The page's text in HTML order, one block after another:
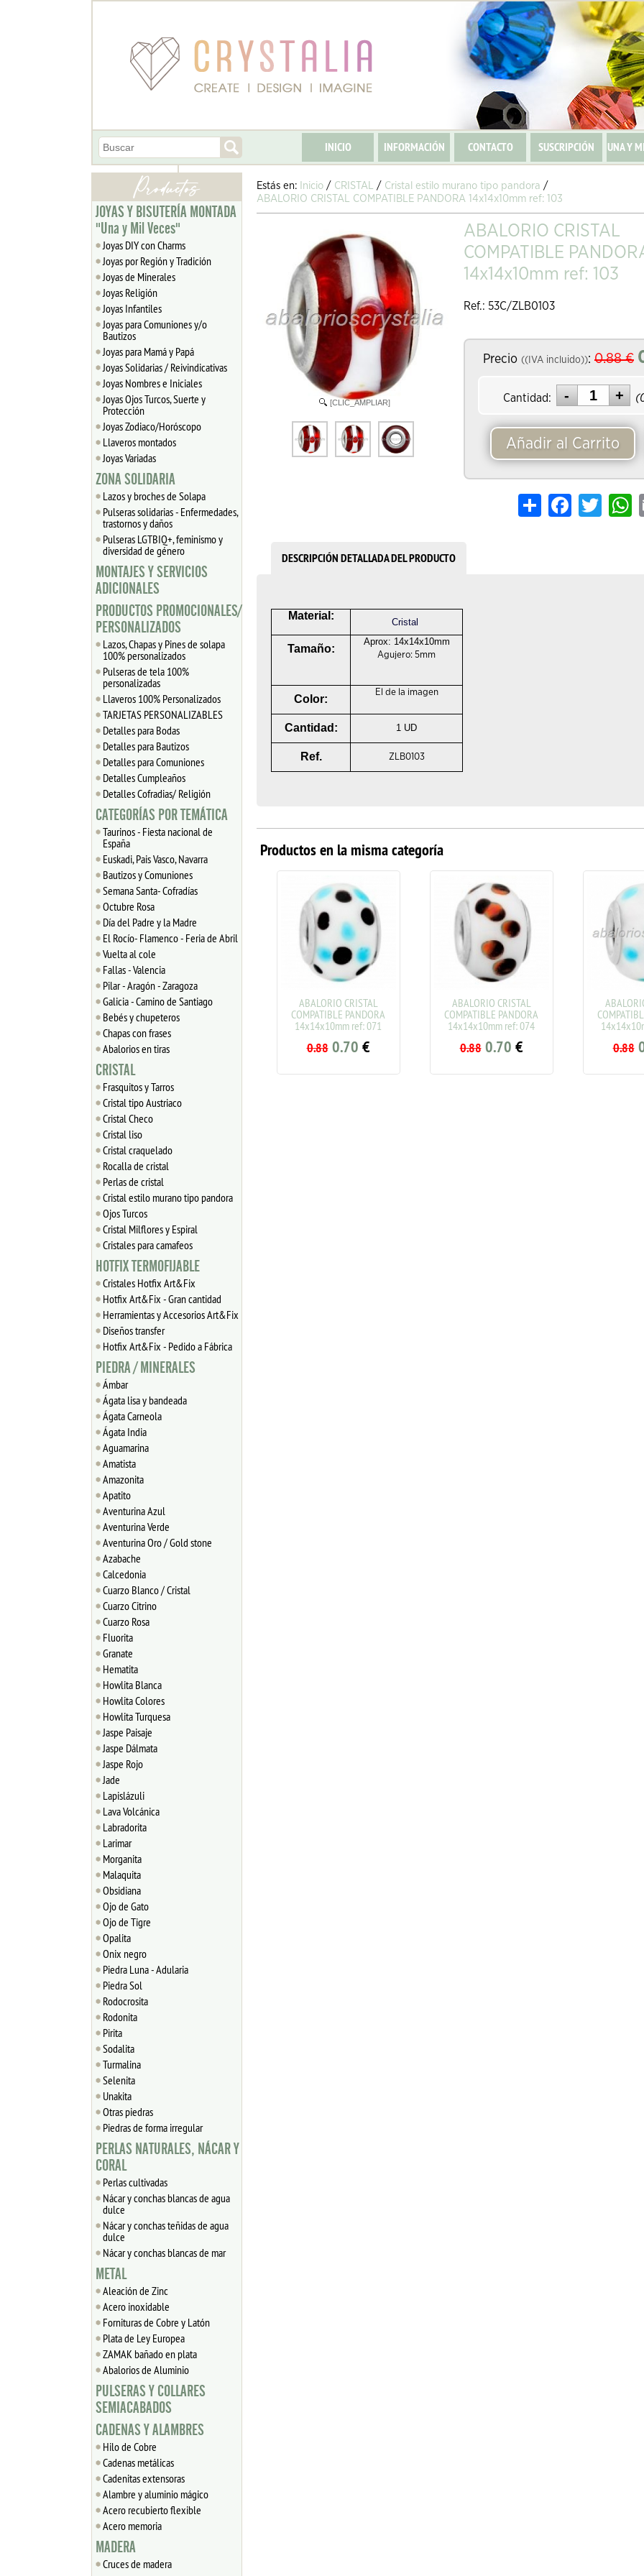
INICIO INFORMACIÓN CONTACTO SUSCRIPCIÓN UNA Y
JOYAS Y BISUTERÍA MONTADA
"Una y Mil Veces"
Joyas DIY con Charms
Joyas por Región y Tradición
Joyas de Minerales
Joyas Religión
Joyas Infantiles
Joyas para Comuniones y/o
Bautizos
Joyas para Mamá y Papá
Joyas Solidarias / Reivindicativas
Joyas Nombres e Iniciales
Joyas Ojos Turcos, Suerte y
Protección
Joyas Zodiaco/Horóscopo
Llaveros montados
Joyas Variadas
ZONA SOLIDARIA
Lazos y broches de Solapa
Pulseras solidarias - Enfermedades,
trastornos y daños
Pulseras LGTBIQ+, feminismo y
diversidad de género
MONTAJES Y SERVICIOS
ADICIONALES
PRODUCTOS PROMOCIONALES/
PERSONALIZADOS
Lazos, Chapas y Pines de solapa
100% personalizados
Pulseras de tela 100%
personalizadas
Llaveros 100% Personalizados
TARJETAS PERSONALIZABLES
Detalles para Bodas
Detalles para Bautizos
Detalles para Comuniones
Detalles Cumpleaños
Detalles Cofradias/ Religión
CATEGORÍAS POR TEMÁTICA
Taurinos - Fiesta nacional de
España
Euskadi, Pais Vasco, Navarra
Bautizos y Comuniones
Semana Santa- Cofradías
Octubre Rosa
Día del Padre y la Madre
El Rocío- Flamenco - Feria de Abril
Vuelta al cole
Fallas - Valencia
Pilar - Aragón - Zaragoza
Galicia - Camino de Santiago
Bebés y chupeteros
Chapas con frases
Abalorios en tiras
CRISTAL
Frasquitos y Tarros
Cristal tipo Austriaco
Cristal Checo
Cristal liso
Cristal craquelado
Rocalla de cristal
Perlas de cristal
Cristal estilo murano tipo pandora
Ojos Turcos
Cristal Milflores y Espiral
Cristales para camafeos
HOTFIX TERMOFIJABLE
Cristales Hotfix Art&Fix
Hotfix Art&Fix - Gran cantidad
Herramientas y Accesorios Art&Fix
Diseños transfer
Hotfix Art&Fix - Pedido a Fábrica
PIEDRA / MINERALES
Ámbar
Ágata lisa y bandeada
Ágata Carneola
Ágata India
Aguamarina
Amatista
Amazonita
Apatito
Aventurina Azul
Aventurina Verde
Aventurina Oro / Gold stone
Azabache
Calcedonia
Cuarzo Blanco / Cristal
Cuarzo Citrino
Cuarzo Rosa
Fluorita
Granate
Hematita
Howlita Blanca
Howlita Colores
Howlita Turquesa
Jaspe Paisaje
Jaspe Dálmata
Jaspe Rojo
Jade
Lapislázuli
Lava Volcánica
Labradorita
Larimar
Morganita
Malaquita
Obsidiana
Ojo de Gato
Ojo de Tigre
Opalita
Onix negro
Piedra Luna - Adularia
Piedra Sol
Rodocrosita
Rodonita
Pirita
Sodalita
Turmalina
Selenita
Unakita
Otras piedras
Piedras de forma irregular
PERLAS NATURALES, NÁCAR Y
CORAL
Perlas cultivadas
Nácar y conchas blancas de agua
dulce
Nácar y conchas teñidas de agua
dulce
Nácar y conchas blancas de mar
METAL
Aleación de Zinc
Acero inoxidable
Fornituras de Cobre y Latón
Plata de Ley Europea
ZAMAK bañado en plata
Abalorios de Aluminio
PULSERAS Y COLLARES
SEMIACABADOS
CADENAS Y ALAMBRES
Hilo de Cobre
Cadenas metálicas
Cadenitas extensoras
Alambre y aluminio mágico
Acero recubierto flexible
Acero memoria
MADERA
Cruces de madera
Estás en: Inicio / CRISTAL / Cristal estilo murano tipo pandora /
ABALORIO CRISTAL COMPATIBLE PANDORA 14x14x10mm ref: 103
[CLIC_AMPLIAR]
ABALORIO CRISTAL
COMPATIBLE
14x14x10mm ref: 103
Ref.: 53C/ZLB0103
Precio ((IVA incluido)): 0.88€
Cantidad: (
Añadir al Carrito
Share FacebookTwitter
DESCRIPCIÓN DETALLADA DEL PRODUCTO
Material:
Cristal
Tamaño:
Aprox: 14x14x10mm
Agujero: 5mm
Color:
El de la imagen
Cantidad: 1 UD
Ref. ZLB0103
Productos en la misma categoría
ABALORIO CRISTAL
COMPATIBLE PANDORA
14x14x10mm ref: 046
0.88
ABALORIO CRISTAL
COMPATIBLE PANDORA
14x14x10mm ref: 071
0.88 0.70€
ABALORIO CRISTAL
COMPATIBLE PANDORA
14x14x10mm ref: 074
0.88 0.70€ 0.88